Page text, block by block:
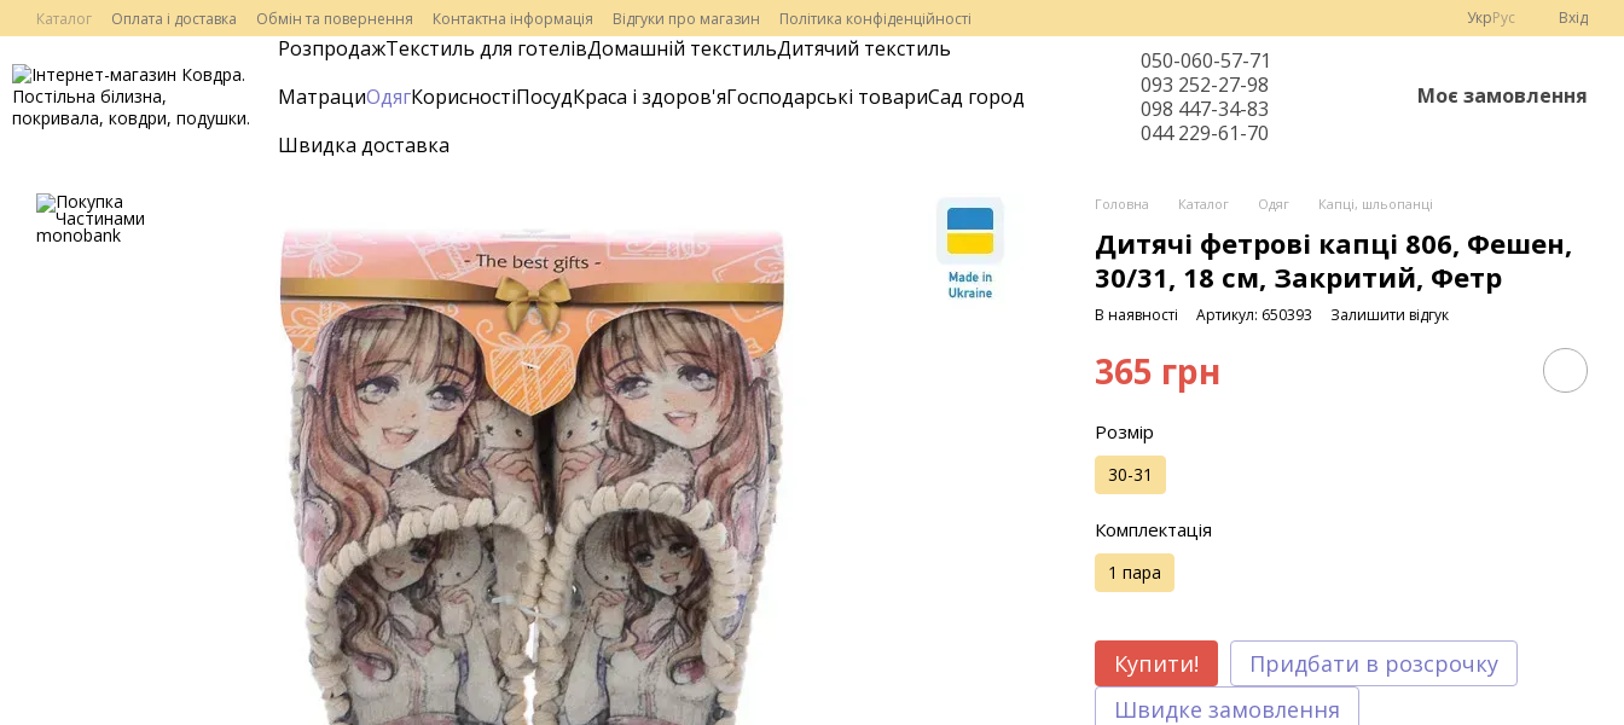
Перейти до основного контенту
Каталог Оплата і доставка Обмін та повернення Контактна інформація Відгуки про магазин Політика конфіденційності УкрРус Вхід
РозпродажТекстиль для готелівДомашній текстильДитячий текстиль
МатрациОдягКорисностіПосудКраса і здоров'яГосподарські товариСад город
Швидка доставка
050-060-57-71
093 252-27-98
098 447-34-83
044 229-61-70
Моє замовлення
Головна Каталог Одяг Капці, шльопанці
Дитячі фетрові капці 806, Фешен,
30/31, 18 см, Закритий, Фетр
В наявності Артикул: 650393 Залишити відгук
365 грн
Розмір
30-31
Комплектація
1 пара
Купити!
Придбати в розсрочку
Швидке замовлення